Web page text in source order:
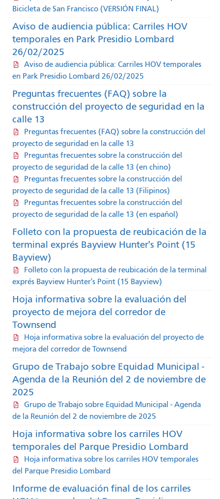
Bicicleta de San Francisco (VERSIÓN FINAL)
Aviso de audiencia pública: Carriles HOV
temporales en Park Presidio Lombard
26/02/2025
Aviso de audiencia pública: Carriles HOV temporales
en Park Presidio Lombard 26/02/2025
Preguntas frecuentes (FAQ) sobre la
construcción del proyecto de seguridad en la
calle 13
Preguntas frecuentes (FAQ) sobre la construcción del
proyecto de seguridad en la calle 13
Preguntas frecuentes sobre la construcción del
proyecto de seguridad de la calle 13 (en chino)
Preguntas frecuentes sobre la construcción del
proyecto de seguridad de la calle 13 (Filipinos)
Preguntas frecuentes sobre la construcción del
proyecto de seguridad de la calle 13 (en español)
Folleto con la propuesta de reubicación de la
terminal exprés Bayview Hunter's Point (15
Bayview)
Folleto con la propuesta de reubicación de la terminal
exprés Bayview Hunter's Point (15 Bayview)
Hoja informativa sobre la evaluación del
proyecto de mejora del corredor de
Townsend
Hoja informativa sobre la evaluación del proyecto de
mejora del corredor de Townsend
Grupo de Trabajo sobre Equidad Municipal -
Agenda de la Reunión del 2 de noviembre de
2025
Grupo de Trabajo sobre Equidad Municipal - Agenda
de la Reunión del 2 de noviembre de 2025
Hoja informativa sobre los carriles HOV
temporales del Parque Presidio Lombard
Hoja informativa sobre los carriles HOV temporales
del Parque Presidio Lombard
Informe de evaluación final de los carriles